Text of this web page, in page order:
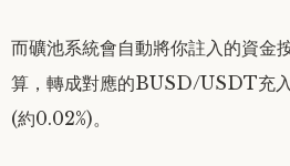
而礦池系統會自動將你註入的資金
算，轉成對應的BUSD/USDT充
(約0.02%)。